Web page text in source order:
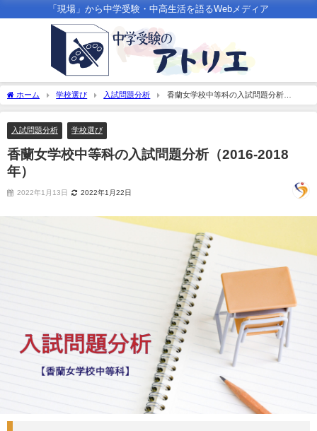
「現場」から中学受験・中高生活を語るWebメディア
ホーム 学校選び 入試問題分析
香蘭女学校中等科の入試問題分析
（2016-2018年）
入試問題分析 学校選び
香蘭女学校中等科の入試問題分析（2016-2018
年）
2022年1月13日 2022年1月22日